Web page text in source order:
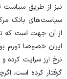
نیز از طریق سیاست
سیاست‌های بانک
از آن جهت است که
ایران خصوصا تورم
نرخ ارز سرایت کرده
گرفتار کرده است.